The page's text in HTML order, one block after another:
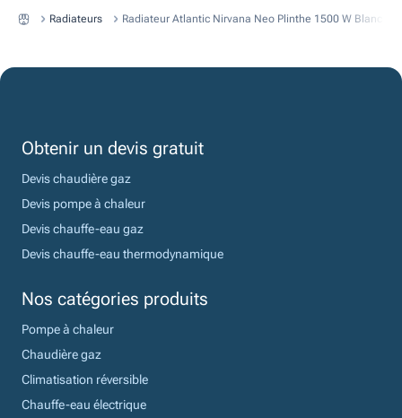
Radiateurs Radiateur Atlantic Nirvana Neo Plinthe 1500 W Blanc
Obtenir un devis gratuit
Devis chaudière gaz
Devis pompe à chaleur
Devis chauffe-eau gaz
Devis chauffe-eau thermodynamique
Nos catégories produits
Pompe à chaleur
Chaudière gaz
Climatisation réversible
Chauffe-eau électrique